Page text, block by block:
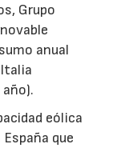
Grupo
anual
eólica
que